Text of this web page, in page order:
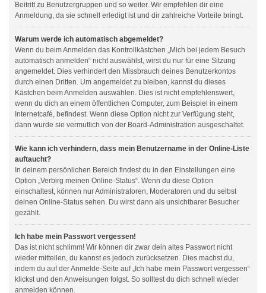
Beitritt zu Benutzergruppen und so weiter. Wir empfehlen dir eine
Anmeldung, da sie schnell erledigt ist und dir zahlreiche Vorteile bringt.
Warum werde ich automatisch abgemeldet?
Wenn du beim Anmelden das Kontrollkästchen „Mich bei jedem Besuch
automatisch anmelden“ nicht auswählst, wirst du nur für eine Sitzung
angemeldet. Dies verhindert den Missbrauch deines Benutzerkontos
durch einen Dritten. Um angemeldet zu bleiben, kannst du dieses
Kästchen beim Anmelden auswählen. Dies ist nicht empfehlenswert,
wenn du dich an einem öffentlichen Computer, zum Beispiel in einem
Internetcafé, befindest. Wenn diese Option nicht zur Verfügung steht,
dann wurde sie vermutlich von der Board-Administration ausgeschaltet.
Wie kann ich verhindern, dass mein Benutzername in der Online-Liste
auftaucht?
In deinem persönlichen Bereich findest du in den Einstellungen eine
Option „Verbirg meinen Online-Status“. Wenn du diese Option
einschaltest, können nur Administratoren, Moderatoren und du selbst
deinen Online-Status sehen. Du wirst dann als unsichtbarer Besucher
gezählt.
Ich habe mein Passwort vergessen!
Das ist nicht schlimm! Wir können dir zwar dein altes Passwort nicht
wieder mitteilen, du kannst es jedoch zurücksetzen. Dies machst du,
indem du auf der Anmelde-Seite auf „Ich habe mein Passwort vergessen“
klickst und den Anweisungen folgst. So solltest du dich schnell wieder
anmelden können.